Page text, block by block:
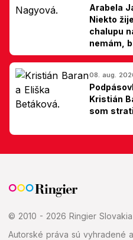
Arabela
Niekto
chalupu
nemám,
Slovákom
08. aug.
Kristián
som
© 2010 - 2026 Ringier Slovakia
Autorské práva sú vyhradené